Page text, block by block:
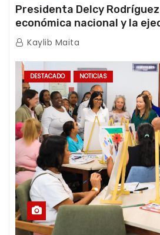
Presidenta Delcy
económica nacional y la
de emergencia post-sismos
Kaylib Maita
DESTACADO NOTICIAS